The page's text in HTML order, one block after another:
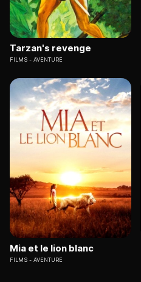
Tarzan's revenge
FILMS AVENTURE
Mia et le lion blanc
FILMS AVENTURE